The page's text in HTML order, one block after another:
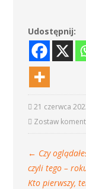
Udostępnij:
21 czerwca
Zostaw
← Czy
czyli tego –
Kto pierwszy,